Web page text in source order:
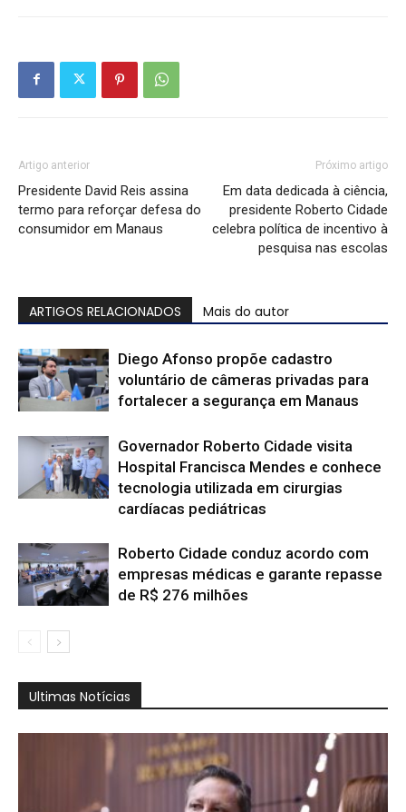
Artigo anterior
Presidente David Reis assina
termo para reforçar defesa do
consumidor em Manaus
Próximo artigo
Em data dedicada à ciência,
presidente Roberto Cidade
celebra política de incentivo à
pesquisa nas escolas
ARTIGOS RELACIONADOS Mais do autor
Diego Afonso propõe cadastro
voluntário de câmeras privadas para
fortalecer a segurança em Manaus
Governador Roberto Cidade visita
Hospital Francisca Mendes e conhece
tecnologia utilizada em cirurgias
cardíacas pediátricas
Roberto Cidade conduz acordo com
empresas médicas e garante repasse
de R$ 276 milhões
Ultimas Notícias